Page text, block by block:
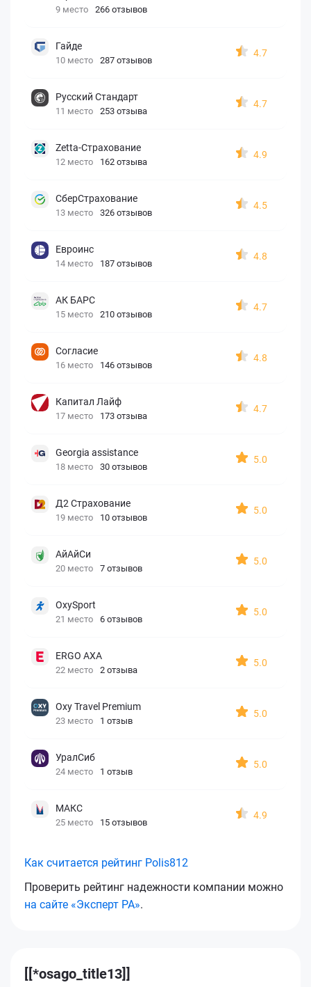
9 место 266 отзывов
Гайде
10 место 287 отзывов
4.7
Русский Стандарт
11 место 253 отзыва
4.7
Zetta-Страхование
12 место 162 отзыва
4.9
СберСтрахование
13 место 326 отзывов
4.5
Евроинс
14 место 187 отзывов
4.8
АК БАРС
15 место 210 отзывов
4.7
Согласие
16 место 146 отзывов
4.8
Капитал Лайф
17 место 173 отзыва
4.7
Georgia assistance
18 место 30 отзывов
5.0
Д2 Страхование
19 место 10 отзывов
5.0
АйАйСи
20 место 7 отзывов
5.0
OxySport
21 место 6 отзывов
5.0
ERGO AXA
22 место 2 отзыва
5.0
Oxy Travel Premium
23 место 1 отзыв
5.0
УралСиб
24 место 1 отзыв
5.0
МАКС
25 место 15 отзывов
4.9
Как считается рейтинг Polis812
Проверить рейтинг надежности компании можно
на сайте «Эксперт РА».
[[*osago_title13]]